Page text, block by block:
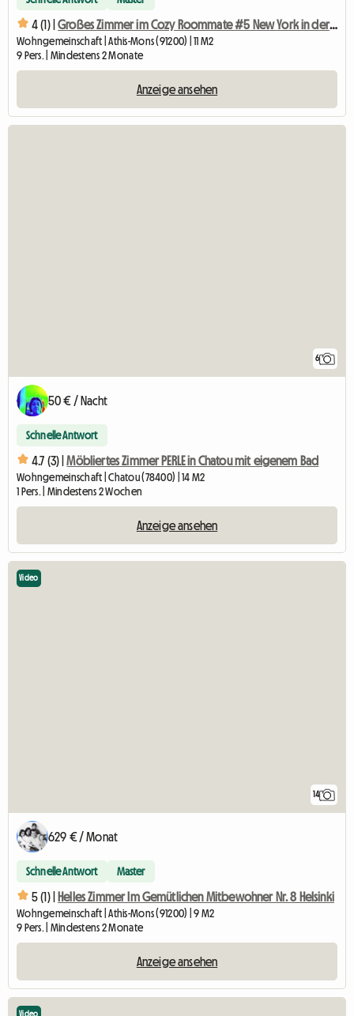
4 (1) | Großes Zimmer im Cozy Roommate #5 New York in der Nähe von Olry
Wohngemeinschaft | Athis-Mons (91200) | 11 M2
9 Pers. | Mindestens 2 Monate
Anzeige ansehen
6
50 € / Nacht
Schnelle Antwort
4.7 (3) | Möbliertes Zimmer PERLE in Chatou mit eigenem Bad
Wohngemeinschaft | Chatou (78400) | 14 M2
1 Pers. | Mindestens 2 Wochen
Anzeige ansehen
14
Video
629 € / Monat
Schnelle Antwort Master
5 (1) | Helles Zimmer Im Gemütlichen Mitbewohner Nr. 8 Helsinki
Wohngemeinschaft | Athis-Mons (91200) | 9 M2
9 Pers. | Mindestens 2 Monate
Anzeige ansehen